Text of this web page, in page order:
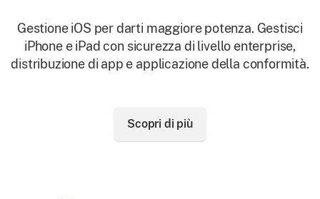
Gestione iOS per darti maggiore potenza. Gestisci
iPhone e iPad con sicurezza di livello enterprise,
distribuzione di app e applicazione della conformità.
Scopri di più